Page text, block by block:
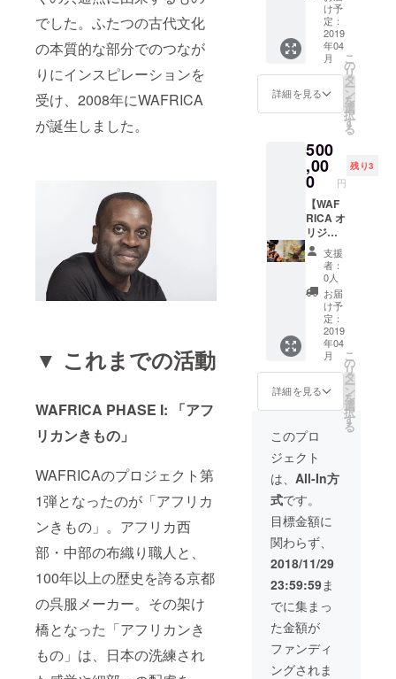
でした。ふたつの古代文化
の本質的な部分でのつなが
りにインスピレーションを
受け、2008年にWAFRICA
が誕生しました。
▼ これまでの活動
WAFRICA PHASE I: 「アフ
リカンきもの」
WAFRICAのプロジェクト第
1弾となったのが「アフリカ
ンきもの」。アフリカ西
部・中部の布織り職人と、
100年以上の歴史を誇る京都
の呉服メーカー。その架け
橋となった「アフリカンき
もの」は、日本の洗練され
ントへ
のご招
待】 帰
国後、
プロ
ジェク
ト発表
会およ
びセル
の交流
イベン
トにご
招待し
ます。
2019年
春予
定、場
所：都
け予
定：
2019
年04
月
詳細を見る
こ
の
リ
タ
ー
ン
を
選
択
す
る
500
,00
0 円
残り3
【WAF
RICA オ
リジナ
ル「ア
フリカ
ンきも
の」
（100万
円相
当）】
2017年
カンヌ
映画祭
で女優
ビクト
リア・
アブリ
ルが
レッド
カー
ペット
で披露
した
「アフ
リカン
きも
の」。
西アフ
リカの
手織り
生地か
ら作ら
れる一
点物
支援
者：
0人
お届
け予
定：
2019
年04
月
詳細を見る
こ
の
リ
タ
ー
ン
を
選
択
す
る
このプロ
ジェクト
は、 All-In方
式です。
目標金額に
関わらず、
2018/11/29
23:59:59ま
でに集まっ
た金額が
ファンディ
ングされま